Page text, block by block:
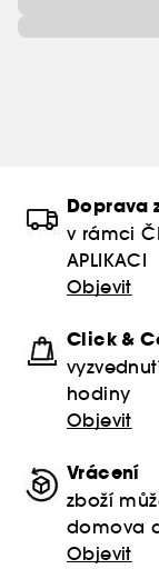
Doprava
v rámci
APLIKACI
Objevit
Click &
hodiny
Objevit
Vrácení
zboží
domova
Objevit